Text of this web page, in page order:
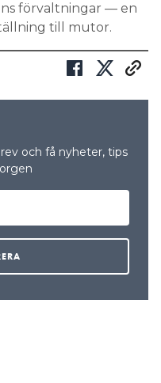
förvaltningar — en
till mutor.
och få nyheter, tips